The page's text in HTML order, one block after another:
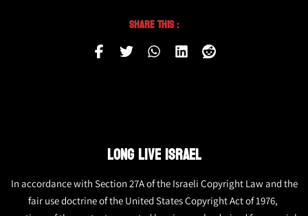
Share This :
LONG LIVE ISRAEL
In accordance with Section 27A of the Israeli Copyright Law and the
fair use doctrine of the United States Copyright Act of 1976,